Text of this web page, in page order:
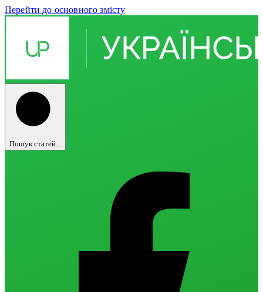
Перейти до основного змісту
Пошук статей...